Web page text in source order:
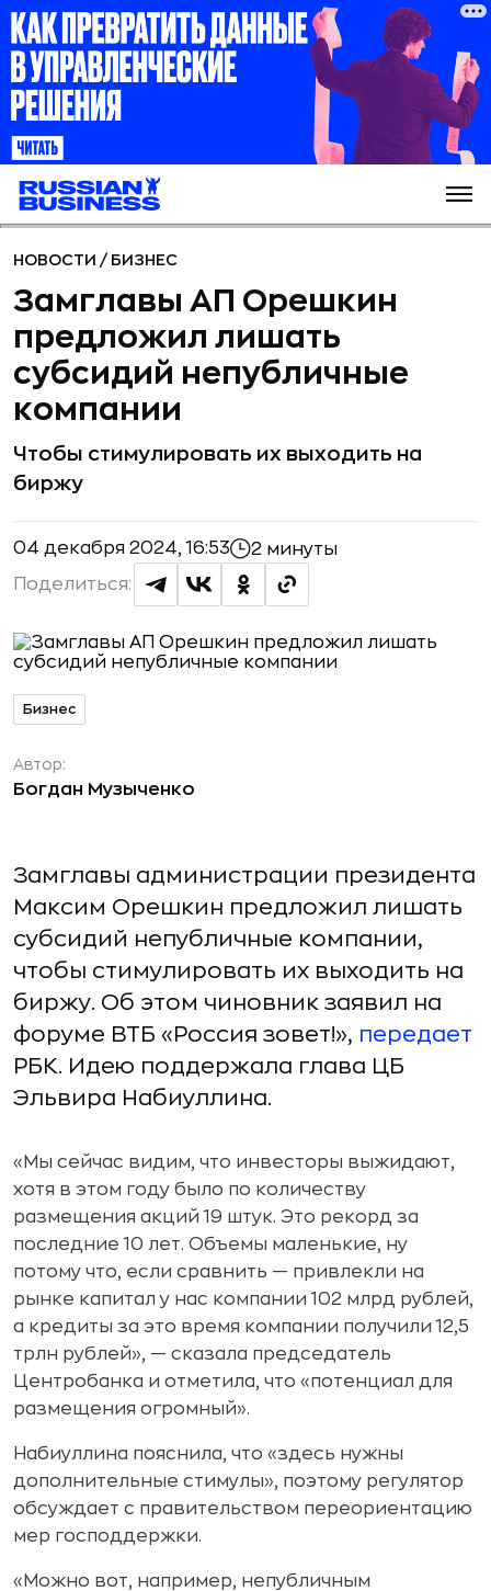
НОВОСТИ / БИЗНЕС
Замглавы АП Орешкин
предложил лишать
субсидий непубличные
компании
Чтобы стимулировать их выходить на
биржу
04 декабря 2024, 16:53 2 минуты
Поделиться:
Бизнес
Автор:
Богдан Музыченко
Замглавы администрации президента
Максим Орешкин предложил лишать
субсидий непубличные компании,
чтобы стимулировать их выходить на
биржу. Об этом чиновник заявил на
форуме ВТБ «Россия зовет!», передает
РБК. Идею поддержала глава ЦБ
Эльвира Набиуллина.
«Мы сейчас видим, что инвесторы выжидают,
хотя в этом году было по количеству
размещения акций 19 штук. Это рекорд за
последние 10 лет. Объемы маленькие, ну
потому что, если сравнить — привлекли на
рынке капитал у нас компании 102 млрд рублей,
а кредиты за это время компании получили 12,5
трлн рублей», — сказала председатель
Центробанка и отметила, что «потенциал для
размещения огромный».
Набиуллина пояснила, что «здесь нужны
дополнительные стимулы», поэтому регулятор
обсуждает с правительством переориентацию
мер господдержки.
«Можно вот, например, непубличным